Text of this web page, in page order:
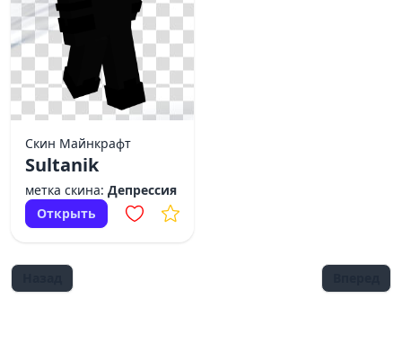
Скин Майнкрафт
Sultanik
метка скина: Депрессия
Открыть